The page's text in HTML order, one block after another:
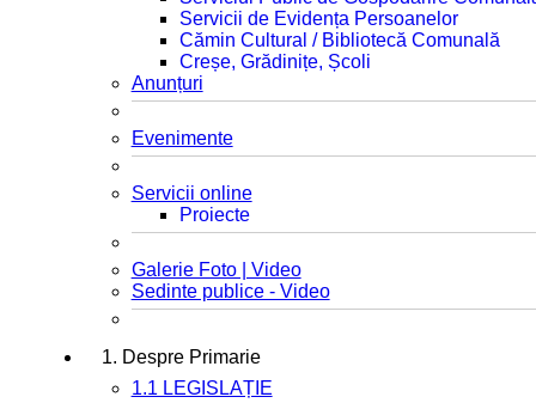
Servicii de Evidența Persoanelor
Cămin Cultural / Bibliotecă Comunală
Creșe, Grădinițe, Școli
Anunțuri
Evenimente
Servicii online
Proiecte
Galerie Foto | Video
Sedinte publice - Video
1. Despre Primarie
1.1 LEGISLAȚIE